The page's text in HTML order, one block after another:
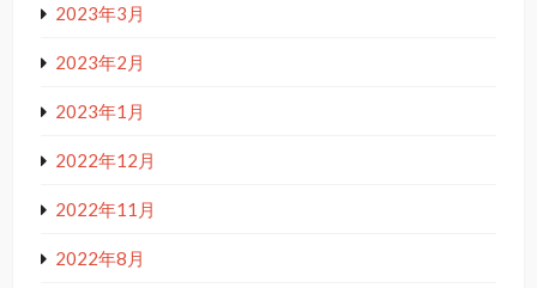
2023年3月
2023年2月
2023年1月
2022年12月
2022年11月
2022年8月